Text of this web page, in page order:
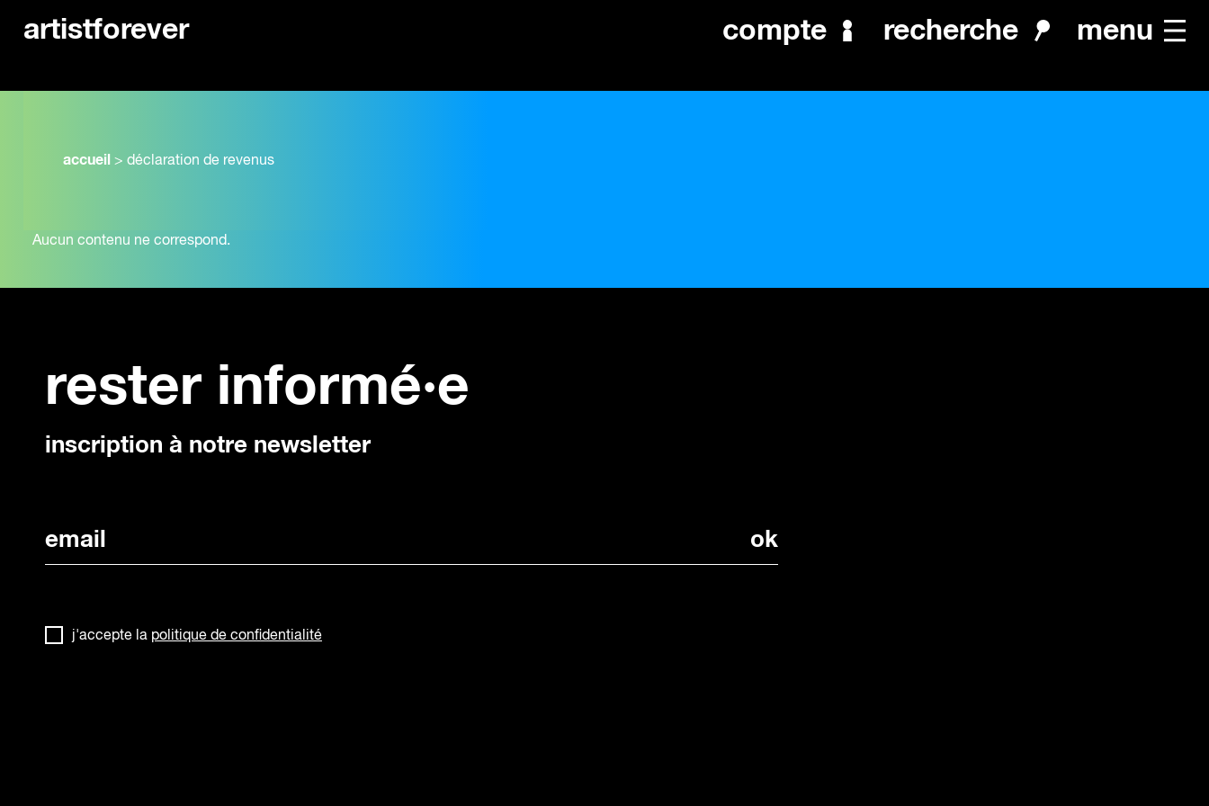
artistforever compte recherche menu
accueil > déclaration de revenus
Aucun contenu ne correspond.
rester informé·e
inscription à notre newsletter
j'accepte la politique de confidentialité